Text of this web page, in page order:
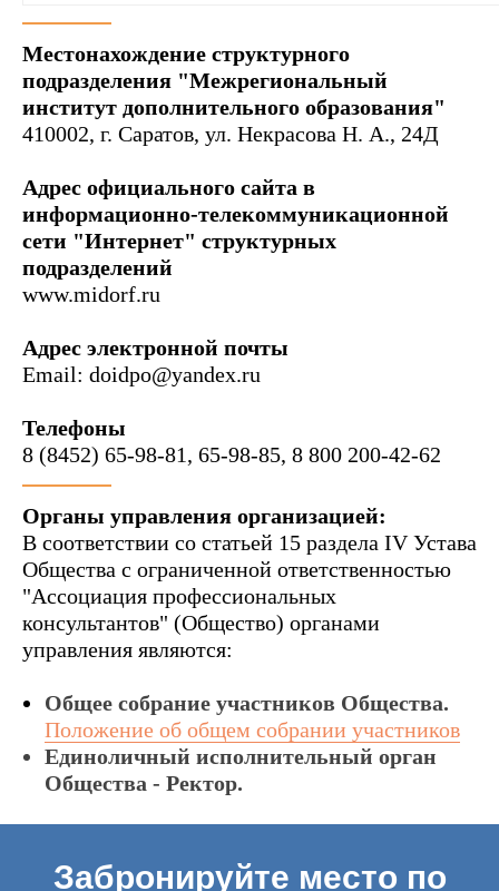
Местонахождение структурного
подразделения "Межрегиональный
институт дополнительного образования"
410002, г. Саратов, ул. Некрасова Н. А., 24Д
Адрес официального сайта в
информационно-телекоммуникационной
сети "Интернет" структурных
подразделений
www.midorf.ru
Адрес электронной почты
Email: doidpo@yandex.ru
Телефоны
8 (8452) 65-98-81, 65-98-85, 8 800 200-42-62
Органы управления организацией:
В соответствии со статьей 15 раздела IV Устава
Общества с ограниченной ответственностью
"Ассоциация профессиональных
консультантов" (Общество) органами
управления являются:
Общее собрание участников Общества.
Положение об общем собрании участников
Единоличный исполнительный орган
Общества - Ректор.
Забронируйте место по